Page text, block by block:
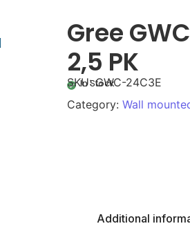
Gree
2,5 PK
In Stock
SKU:GWC-24C3E
Category: Wall
Additional